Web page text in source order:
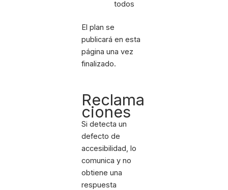
todos
El plan se
publicará en esta
página una vez
finalizado.
Reclama
ciones
Si detecta un
defecto de
accesibilidad, lo
comunica y no
obtiene una
respuesta